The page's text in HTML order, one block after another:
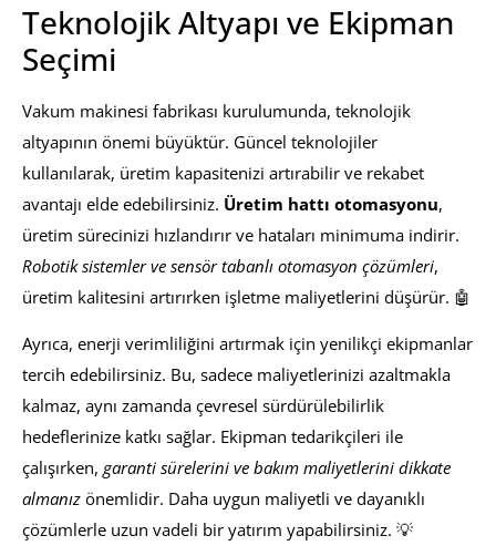
Teknolojik Altyapı ve Ekipman
Seçimi
Vakum makinesi fabrikası kurulumunda, teknolojik
altyapının önemi büyüktür. Güncel teknolojiler
kullanılarak, üretim kapasitenizi artırabilir ve rekabet
avantajı elde edebilirsiniz. Üretim hattı otomasyonu,
üretim sürecinizi hızlandırır ve hataları minimuma indirir.
Robotik sistemler ve sensör tabanlı otomasyon çözümleri,
üretim kalitesini artırırken işletme maliyetlerini düşürür. 🤖
Ayrıca, enerji verimliliğini artırmak için yenilikçi ekipmanlar
tercih edebilirsiniz. Bu, sadece maliyetlerinizi azaltmakla
kalmaz, aynı zamanda çevresel sürdürülebilirlik
hedeflerinize katkı sağlar. Ekipman tedarikçileri ile
çalışırken, garanti sürelerini ve bakım maliyetlerini dikkate
almanız önemlidir. Daha uygun maliyetli ve dayanıklı
çözümlerle uzun vadeli bir yatırım yapabilirsiniz. 💡